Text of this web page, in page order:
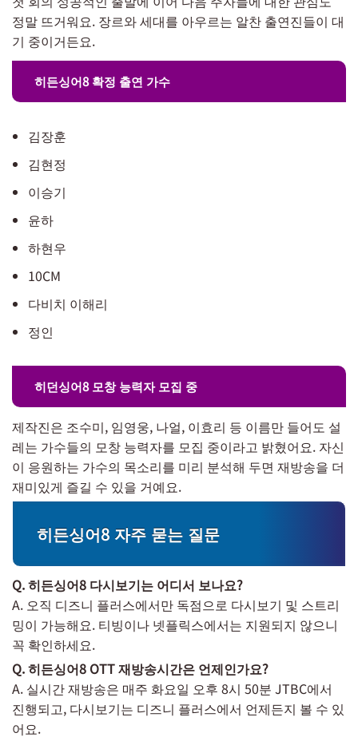
정말 뜨거워요. 장르와 세대를 아우르는 알찬 출연진들이 대
기 중이거든요.
히든싱어8 확정 출연 가수
김장훈
김현정
이승기
윤하
하현우
10CM
다비치 이해리
정인
히던싱어8 모창 능력자 모집 중
제작진은 조수미, 임영웅, 나얼, 이효리 등 이름만 들어도 설
레는 가수들의 모창 능력자를 모집 중이라고 밝혔어요. 자신
이 응원하는 가수의 목소리를 미리 분석해 두면 재방송을 더
재미있게 즐길 수 있을 거예요.
히든싱어8 자주 묻는 질문
Q. 히든싱어8 다시보기는 어디서 보나요?
A. 오직 디즈니 플러스에서만 독점으로 다시보기 및 스트리
밍이 가능해요. 티빙이나 넷플릭스에서는 지원되지 않으니
꼭 확인하세요.
Q. 히든싱어8 OTT 재방송시간은 언제인가요?
A. 실시간 재방송은 매주 화요일 오후 8시 50분 JTBC에서
진행되고, 다시보기는 디즈니 플러스에서 언제든지 볼 수 있
어요.